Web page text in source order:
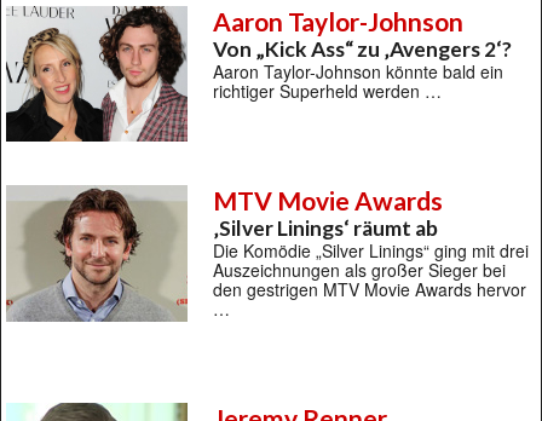
Aaron Taylor-Johnson
Von „Kick Ass“ zu ‚Avengers 2‘?
Aaron Taylor-Johnson könnte bald ein
richtiger Superheld werden …
MTV Movie Awards
‚Silver Linings‘ räumt ab
Die Komödie „Silver Linings“ ging mit drei
Auszeichnungen als großer Sieger bei
den gestrigen MTV Movie Awards hervor
…